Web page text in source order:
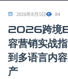
2026年8月5日 84
2026跨境
容营销实战
到多语言内
产